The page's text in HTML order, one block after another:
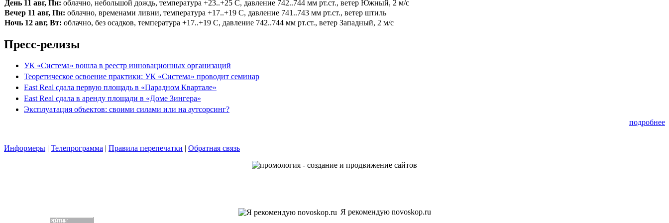
День 11 авг, Пн: облачно, небольшой дождь, температура +23..+25 С, давление 742..744 мм рт.ст., ветер Южный, 2 м/с
Вечер 11 авг, Пн: облачно, временами ливни, температура +17..+19 С, давление 741..743 мм рт.ст., ветер штиль
Ночь 12 авг, Вт: облачно, без осадков, температура +17..+19 С, давление 742..744 мм рт.ст., ветер Западный, 2 м/с
Пресс-релизы
УК «Система» вошла в реестр инновационных организаций
Теоретическое освоение практики: УК «Система» проводит семинар
East Real сдала первую площадь в «Парадном Квартале»
East Real сдала в аренду площади в «Доме Зингера»
Эксплуатация объектов: своими силами или на аутсорсинг?
подробнее
Информеры | Телепрограмма | Правила перепечатки | Обратная связь
Я рекомендую novoskop.ru